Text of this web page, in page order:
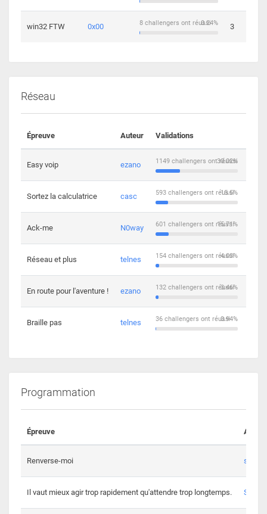
win32 FTW 0x00 0.24%
8 challengers ont réussi 3
Réseau
Épreuve Auteur Validations
Easy voip ezano 30.02%
1149 challengers ont réussi
Sortez la calculatrice casc 15.5%
593 challengers ont réussi
Ack-me N0way 15.71%
601 challengers ont réussi
Réseau et plus telnes 4.03%
154 challengers ont réussi
En route pour l'aventure ! ezano 3.46%
132 challengers ont réussi
Braille pas telnes 0.94%
36 challengers ont réussi
Programmation
Épreuve Auteur
Renverse-moi s3th
Il vaut mieux agir trop rapidement qu'attendre trop longtemps. Spl3en